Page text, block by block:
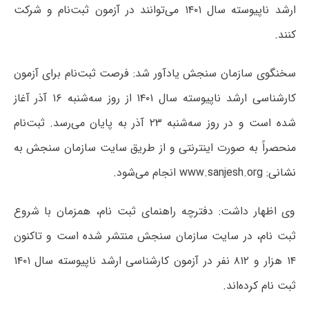
ارشد ناپیوسته سال ۱۴۰۱ می‌توانند در آزمون ثبت‌نام و شرکت
کنند.
سخنگوی سازمان سنجش یادآور شد: فرصت ثبت‌نام برای آزمون
کارشناسی ارشد ناپیوسته سال ۱۴۰۱ از روز سه‌شنبه ۱۶ آذر آغاز
شده است و در روز سه‌شنبه ۲۳ آذر به پایان می‌رسد. ثبت‌نام
منحصراً به صورت اینترنتی و از طریق سایت سازمان سنجش به
نشانی: www.sanjesh.org انجام می‌شود.
وی اظهار داشت: دفترچه راهنمای ثبت نام، همزمان با شروع
ثبت نام، در سایت سازمان سنجش منتشر شده است و تاکنون
۱۴ هزار و ۸۱۲ نفر در آزمون کارشناسی ارشد ناپیوسته سال ۱۴۰۱
ثبت نام کرده‌اند.